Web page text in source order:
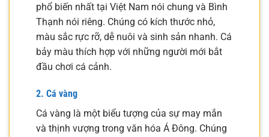
phổ biến nhất tại Việt Nam nói chung và Bình
Thạnh nói riêng. Chúng có kích thước nhỏ,
màu sắc rực rỡ, dễ nuôi và sinh sản nhanh. Cá
bảy màu thích hợp với những người mới bắt
đầu chơi cá cảnh.
2. Cá vàng
Cá vàng là một biểu tượng của sự may mắn
và thịnh vượng trong văn hóa Á Đông. Chúng